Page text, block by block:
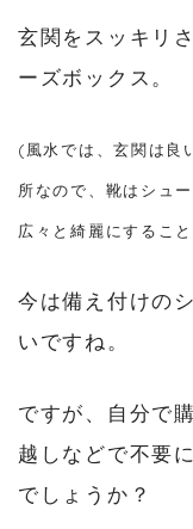
玄関をスッキリ
ーズボックス。
(風水では、玄関は良
所なので、靴はシュ
広々と綺麗にするこ
今は備え付けの
いですね。
ですが、自分で
越しなどで不要
でしょうか？